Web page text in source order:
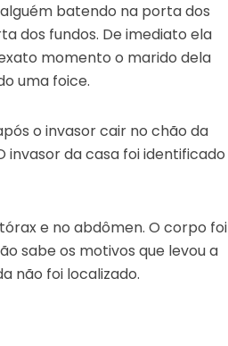
batendo na porta dos
dos fundos. De imediato ela
momento o marido dela
uma foice.
o invasor cair no chão da
invasor da casa foi identificado
e no abdômen. O corpo foi
sabe os motivos que levou a
não foi localizado.